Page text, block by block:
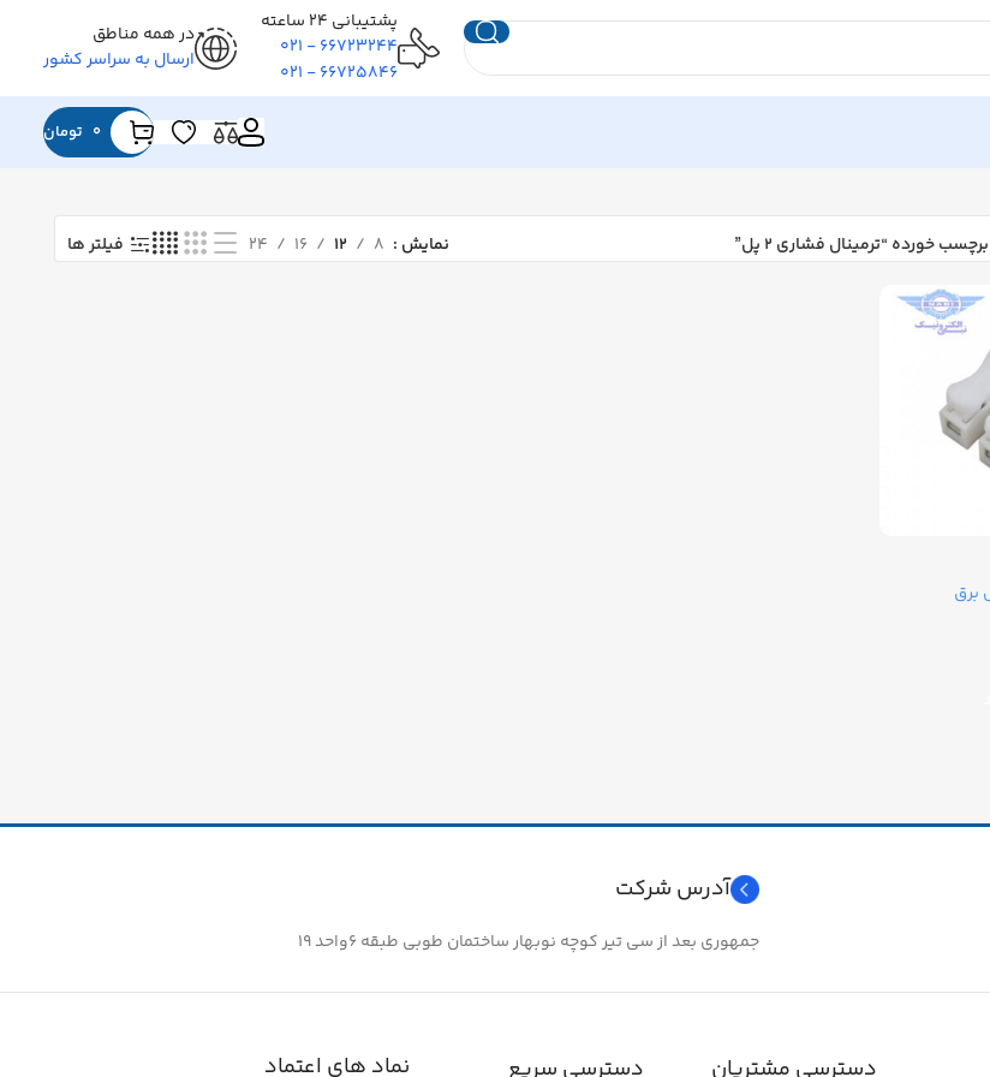
پشتیبانی ۲۴ ساعته
۶۶۷۲۳۲۴۴ - ۰۲۱
۶۶۷۲۵۸۴۶ - ۰۲۱
در همه مناطق
ارسال به سراسر کشور
0 تومان
خورده “ترمینال فشاری ۲ پل” نمایش ۸ ۱۲ ۱۶ ۲۴ فیلتر ها
برق
آدرس شرکت
جمهوری بعد از سی تیر کوچه نوبهار ساختمان طوبی طبقه ۶واحد ۱۹
دسترسی مشتریان دسترسی سریع نماد های اعتماد